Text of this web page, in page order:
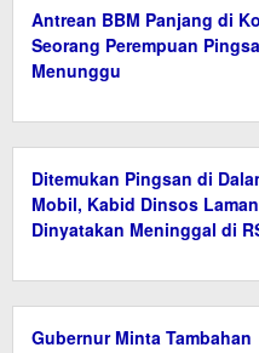
Antrean BBM Panjang di
Seorang Perempuan
Menunggu
Ditemukan Pingsan di
Mobil, Kabid Dinsos
Dinyatakan Meninggal di
Gubernur Minta Tambahan